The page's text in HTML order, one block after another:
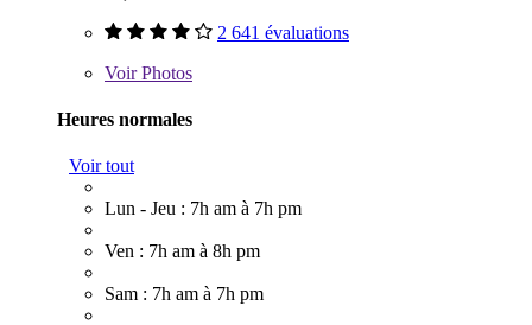
2 641 évaluations
VoirPhotos
Heures normales
Voir tout
Lun - Jeu : 7h am à 7h pm
Ven : 7h am à 8h pm
Sam : 7h am à 7h pm